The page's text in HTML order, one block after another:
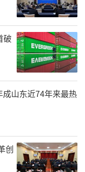
元运河→舍利宝
镇李圈村红色
展示基地
）介绍
破
山东近74年来最热
创